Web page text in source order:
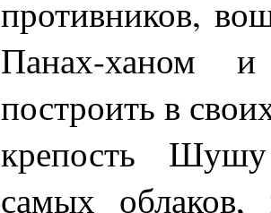
противников,
Панах-ханом
построить в
крепость
самых облаков,